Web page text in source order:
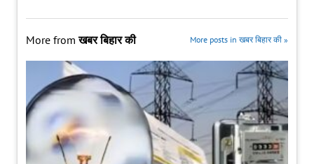
More fromखबर बिहार की More posts in खबर बिहार की »